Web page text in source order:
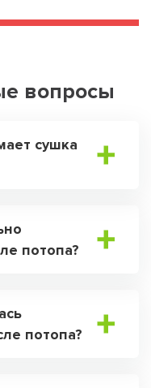
вопросы
сушка
потопа?
потопа?